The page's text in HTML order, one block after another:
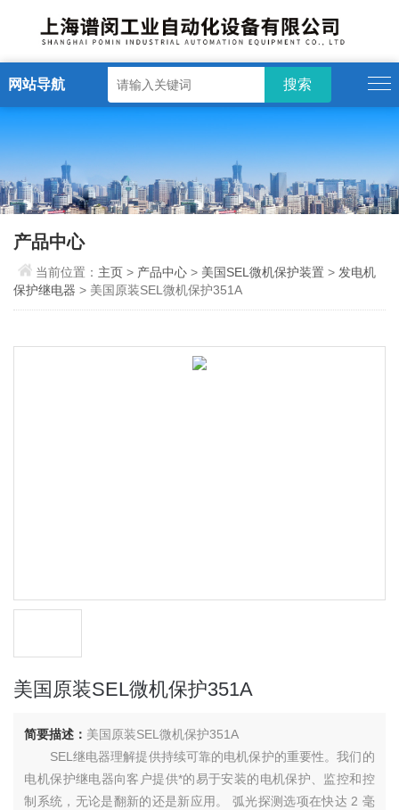
网站导航
产品中心
当前位置： 主页> 产品中心 > 美国SEL微机保护装置 >发电机
保护继电器 > 美国原装SEL微机保护351A
美国原装SEL微机保护351A
简要描述： 美国原装SEL微机保护351A
SEL继电器理解提供持续可靠的电机保护的重要性。我们的
电机保护继电器向客户提供*的易于安装的电机保护、监控和控
制系统，无论是翻新的还是新应用。 弧光探测选项在快达 2 毫